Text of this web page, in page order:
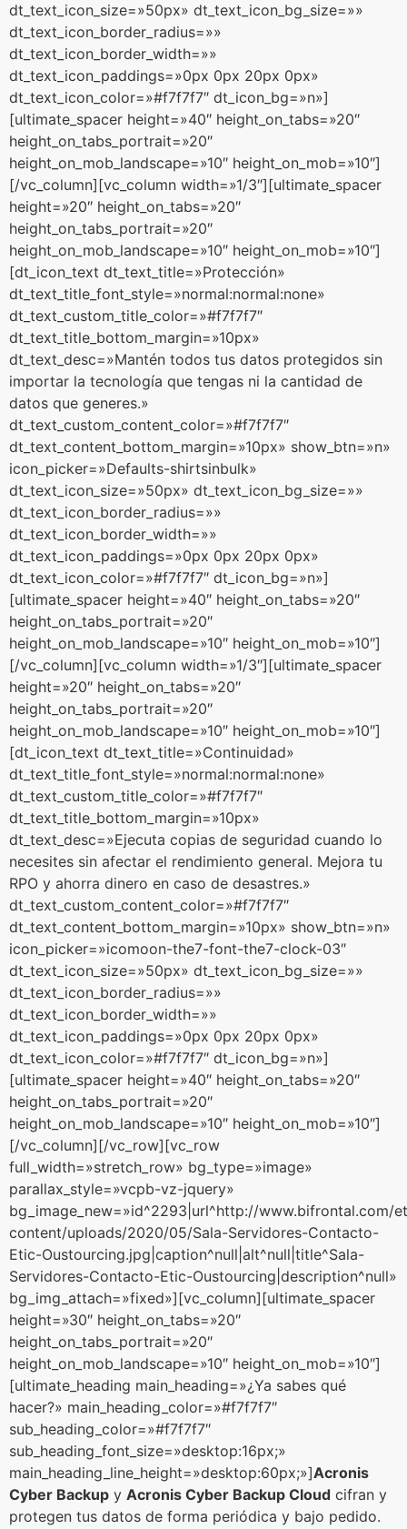
dt_text_icon_size=»50px» dt_text_icon_bg_size=»»
dt_text_icon_border_radius=»»
dt_text_icon_border_width=»»
dt_text_icon_paddings=»0px 0px 20px 0px»
dt_text_icon_color=»#f7f7f7″ dt_icon_bg=»n»]
[ultimate_spacer height=»40″ height_on_tabs=»20″
height_on_tabs_portrait=»20″
height_on_mob_landscape=»10″ height_on_mob=»10″]
[/vc_column][vc_column width=»1/3″][ultimate_spacer
height=»20″ height_on_tabs=»20″
height_on_tabs_portrait=»20″
height_on_mob_landscape=»10″ height_on_mob=»10″]
[dt_icon_text dt_text_title=»Protección»
dt_text_title_font_style=»normal:normal:none»
dt_text_custom_title_color=»#f7f7f7″
dt_text_title_bottom_margin=»10px»
dt_text_desc=»Mantén todos tus datos protegidos sin
importar la tecnología que tengas ni la cantidad de
datos que generes.»
dt_text_custom_content_color=»#f7f7f7″
dt_text_content_bottom_margin=»10px» show_btn=»n»
icon_picker=»Defaults-shirtsinbulk»
dt_text_icon_size=»50px» dt_text_icon_bg_size=»»
dt_text_icon_border_radius=»»
dt_text_icon_border_width=»»
dt_text_icon_paddings=»0px 0px 20px 0px»
dt_text_icon_color=»#f7f7f7″ dt_icon_bg=»n»]
[ultimate_spacer height=»40″ height_on_tabs=»20″
height_on_tabs_portrait=»20″
height_on_mob_landscape=»10″ height_on_mob=»10″]
[/vc_column][vc_column width=»1/3″][ultimate_spacer
height=»20″ height_on_tabs=»20″
height_on_tabs_portrait=»20″
height_on_mob_landscape=»10″ height_on_mob=»10″]
[dt_icon_text dt_text_title=»Continuidad»
dt_text_title_font_style=»normal:normal:none»
dt_text_custom_title_color=»#f7f7f7″
dt_text_title_bottom_margin=»10px»
dt_text_desc=»Ejecuta copias de seguridad cuando lo
necesites sin afectar el rendimiento general. Mejora tu
RPO y ahorra dinero en caso de desastres.»
dt_text_custom_content_color=»#f7f7f7″
dt_text_content_bottom_margin=»10px» show_btn=»n»
icon_picker=»icomoon-the7-font-the7-clock-03″
dt_text_icon_size=»50px» dt_text_icon_bg_size=»»
dt_text_icon_border_radius=»»
dt_text_icon_border_width=»»
dt_text_icon_paddings=»0px 0px 20px 0px»
dt_text_icon_color=»#f7f7f7″ dt_icon_bg=»n»]
[ultimate_spacer height=»40″ height_on_tabs=»20″
height_on_tabs_portrait=»20″
height_on_mob_landscape=»10″ height_on_mob=»10″]
[/vc_column][/vc_row][vc_row
full_width=»stretch_row» bg_type=»image»
parallax_style=»vcpb-vz-jquery»
bg_image_new=»id^2293|url^http://www.bifrontal.com/
content/uploads/2020/05/Sala-Servidores-Contacto-
Etic-Oustourcing.jpg|caption^null|alt^null|title^Sala-
Servidores-Contacto-Etic-Oustourcing|description^null»
bg_img_attach=»fixed»][vc_column][ultimate_spacer
height=»30″ height_on_tabs=»20″
height_on_tabs_portrait=»20″
height_on_mob_landscape=»10″ height_on_mob=»10″]
[ultimate_heading main_heading=»¿Ya sabes qué
hacer?» main_heading_color=»#f7f7f7″
sub_heading_color=»#f7f7f7″
sub_heading_font_size=»desktop:16px;»
main_heading_line_height=»desktop:60px;»]Acronis
Cyber Backup y Acronis Cyber Backup Cloud cifran y
protegen tus datos de forma periódica y bajo pedido.